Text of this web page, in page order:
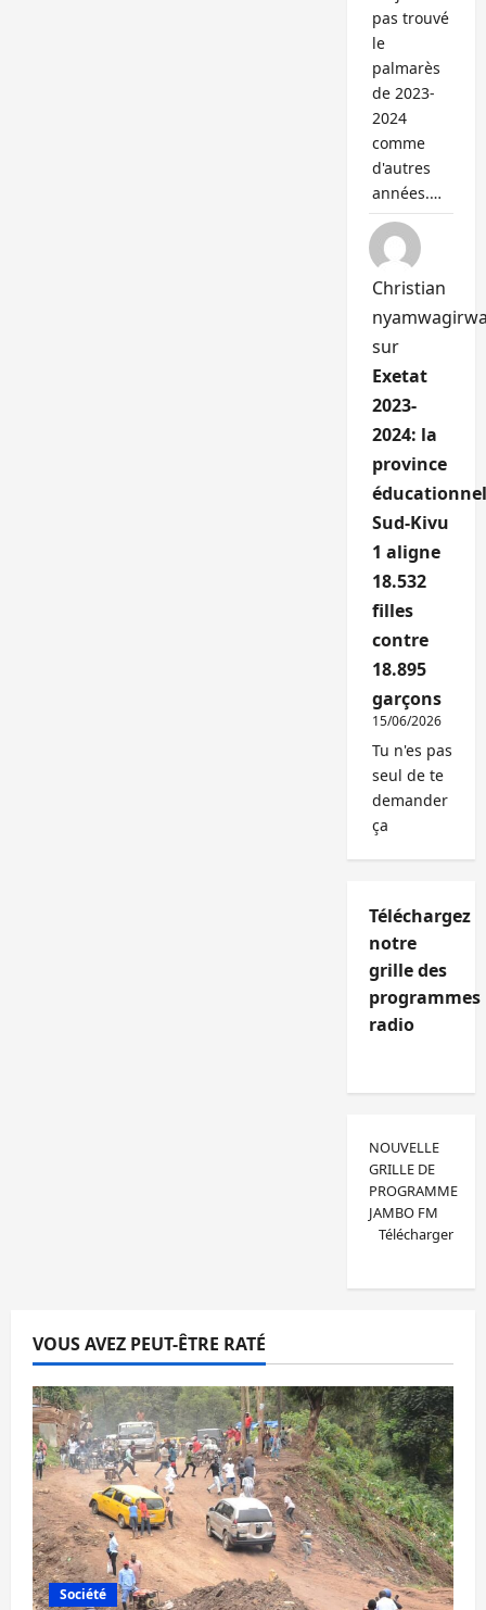
pas trouvé
le
palmarès
de 2023-
2024
comme
d'autres
années.…
Christian
sur
Exetat
2023-
2024: la
province
Sud-Kivu
1 aligne
18.532
filles
contre
18.895
garçons
15/06/2026
Tu n'es pas
seul de te
demander
ça
Téléchargez
notre
grille des
programmes
radio
NOUVELLE
GRILLE DE
PROGRAMME
JAMBO FM
Télécharger
VOUS AVEZ PEUT-ÊTRE RATÉ
Société